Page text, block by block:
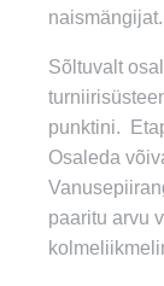
naismängijat.
Sõltuvalt
punktini.
Osaleda
paaritu arvu